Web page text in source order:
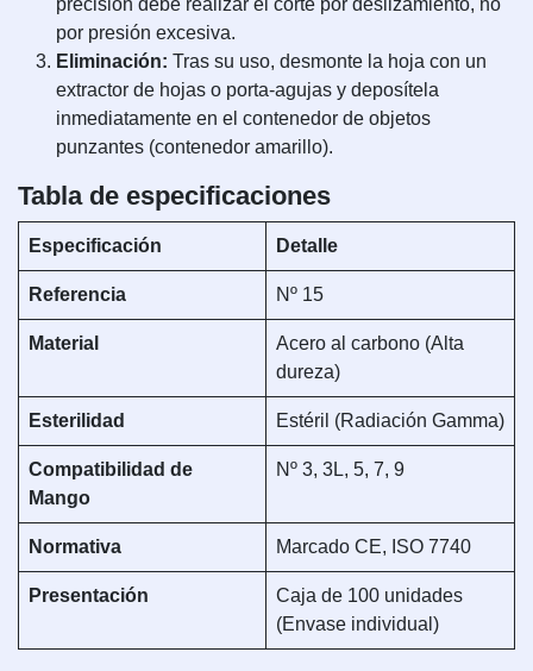
precisión debe realizar el corte por deslizamiento, no
por presión excesiva.
Eliminación: Tras su uso, desmonte la hoja con un
extractor de hojas o porta-agujas y deposítela
inmediatamente en el contenedor de objetos
punzantes (contenedor amarillo).
Tabla de especificaciones
Especificación Detalle
Referencia Nº 15
Material
Acero al carbono (Alta
dureza)
Esterilidad Estéril (Radiación Gamma)
Compatibilidad de
Mango
Nº 3, 3L, 5, 7, 9
Normativa Marcado CE, ISO 7740
Presentación
Caja de 100 unidades
(Envase individual)